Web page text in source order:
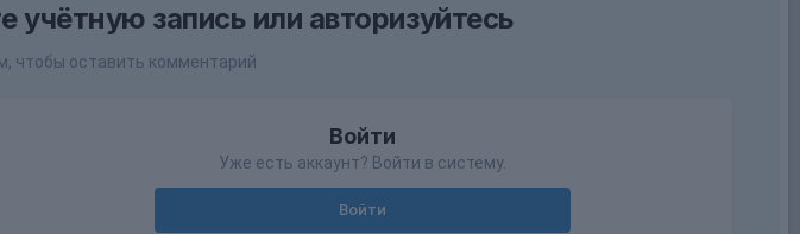
запись или авторизуйтесь
чтобы оставить комментарий
Войти
Уже есть аккаунт? Войти в систему.
Войти